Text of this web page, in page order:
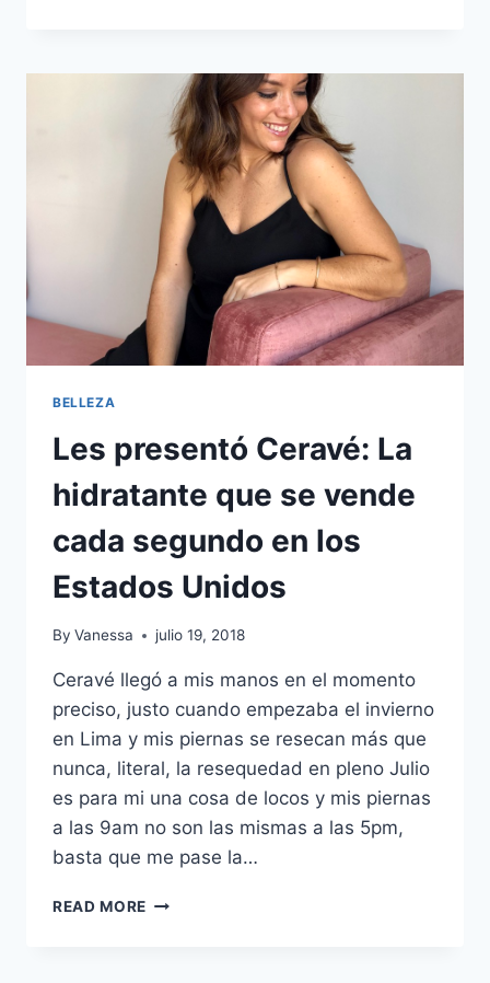
USANDO
ULTIMAMENTE
BELLEZA
Les presentó Ceravé: La
hidratante que se vende
cada segundo en los
Estados Unidos
By Vanessa julio 19, 2018
Ceravé llegó a mis manos en el momento
preciso, justo cuando empezaba el invierno
en Lima y mis piernas se resecan más que
nunca, literal, la resequedad en pleno Julio
es para mi una cosa de locos y mis piernas
a las 9am no son las mismas a las 5pm,
basta que me pase la…
READ MORE LES